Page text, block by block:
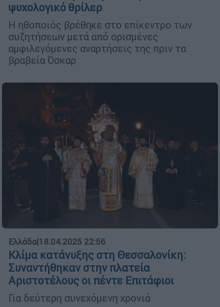
ψυχολογικό θρίλερ
Η ηθοποιός βρέθηκε στο επίκεντρο των
συζητήσεων μετά από ορισμένες
αμφιλεγόμενες αναρτήσεις της πριν τα
βραβεία Όσκαρ
Ελλάδα|18.04.2025 22:56
Κλίμα κατάνυξης στη Θεσσαλονίκη:
Συναντήθηκαν στην πλατεία
Αριστοτέλους οι πέντε Επιτάφιοι
Για δεύτερη συνεχόμενη χρονιά